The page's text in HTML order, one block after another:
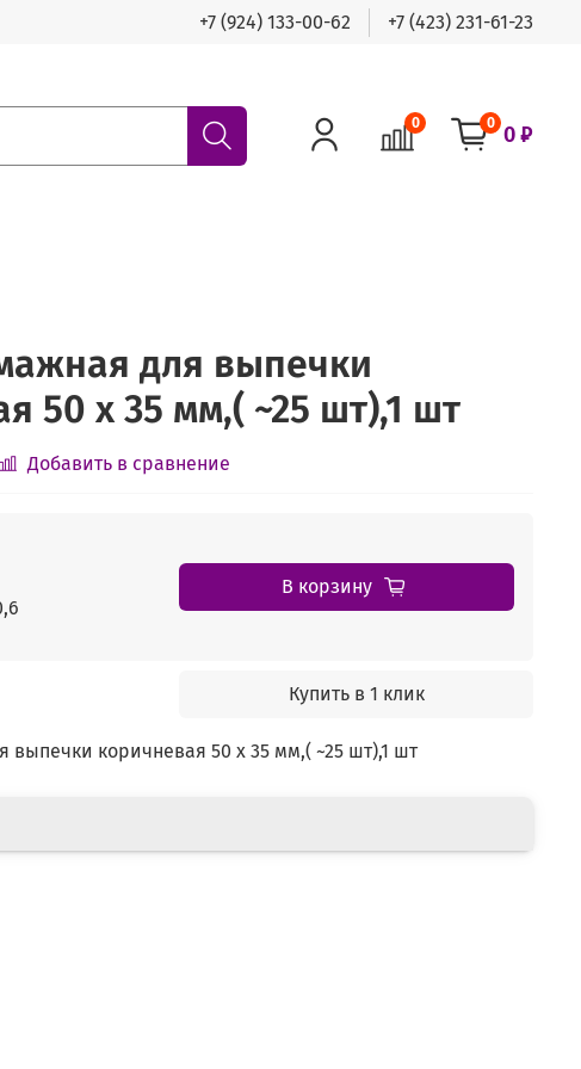
+7 (924) 133-00-62 +7 (423) 231-61-23
0 0 0 ₽
для выпечки
50 х 35 мм,( ~25 шт),1 шт
Добавить в сравнение
В корзину
Купить в 1 клик
коричневая 50 х 35 мм,( ~25 шт),1 шт